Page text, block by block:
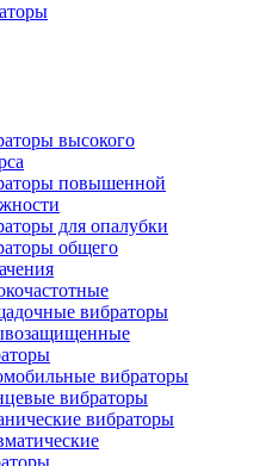
высокого
повышенной
для опалубки
общего
вибраторы
вибраторы
вибраторы
вибраторы